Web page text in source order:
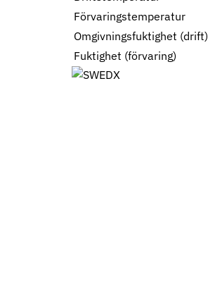
Förvaringstemperatur
Omgivningsfuktighet (drift)
Fuktighet (förvaring)